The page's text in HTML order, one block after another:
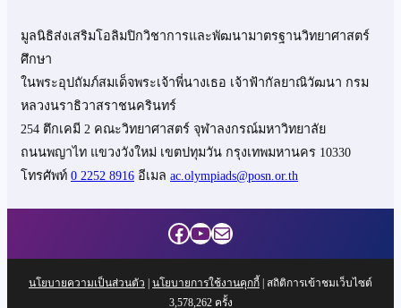
มูลนิธิส่งเสริมโอลิมปิกวิชาการและพัฒนามาตรฐานวิทยาศาสตร์
ศึกษา
ในพระอุปถัมภ์สมเด็จพระเจ้าพี่นางเธอ เจ้าฟ้ากัลยาณิวัฒนา กรม
หลวงนราธิวาสราชนครินทร์
254 ตึกเคมี 2 คณะวิทยาศาสตร์ จุฬาลงกรณ์มหาวิทยาลัย
ถนนพญาไท แขวงวังใหม่ เขตปทุมวัน กรุงเทพมหานคร 10330
โทรศัพท์ 0 2252 8916 อีเมล ac.olympiads@posn.or.th
Facebook
YouTube
Mail
นโยบายความเป็นส่วนตัว | นโยบายการใช้งานคุกกี้ | สถิติการเข้าชมเว็บไซต์
3,578,262ครั้ง